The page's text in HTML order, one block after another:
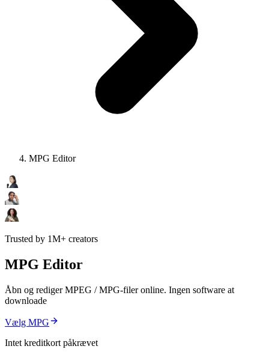
MPG Editor
Trusted by 1M+ creators
MPG Editor
Åbn og rediger MPEG / MPG-filer online. Ingen software at
downloade
Vælg MPG
Intet kreditkort påkrævet